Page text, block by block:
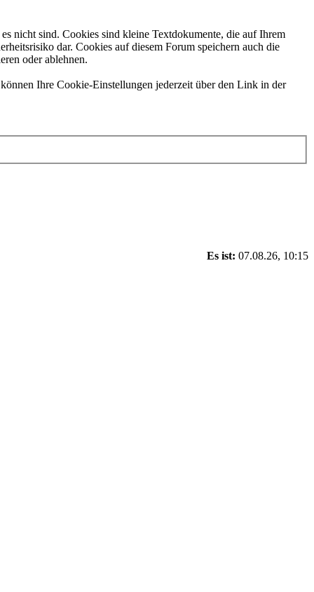
nicht sind. Cookies sind kleine Textdokumente, die auf Ihrem
dar. Cookies auf diesem Forum speichern auch die
oder ablehnen.
Ihre Cookie-Einstellungen jederzeit über den Link in der
Es ist: 07.08.26, 10:15